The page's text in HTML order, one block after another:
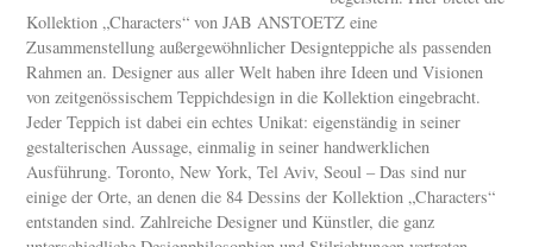
Kollektion „Characters“ von JAB ANSTOETZ eine
Zusammenstellung außergewöhnlicher Designteppiche als passenden
Rahmen an. Designer aus aller Welt haben ihre Ideen und Visionen
von zeitgenössischem Teppichdesign in die Kollektion eingebracht.
Jeder Teppich ist dabei ein echtes Unikat: eigenständig in seiner
gestalterischen Aussage, einmalig in seiner handwerklichen
Ausführung. Toronto, New York, Tel Aviv, Seoul – Das sind nur
einige der Orte, an denen die 84 Dessins der Kollektion „Characters“
entstanden sind. Zahlreiche Designer und Künstler, die ganz